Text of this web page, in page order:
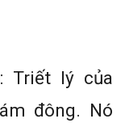
Triết lý của
đông. Nó